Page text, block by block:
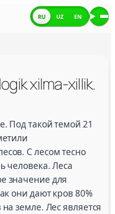
RU UZ EN
xilma-xillik.
Под такой темой 21
С лесом тесно
человека. Леса
значение для
они дают кров 80%
земле. Лес является